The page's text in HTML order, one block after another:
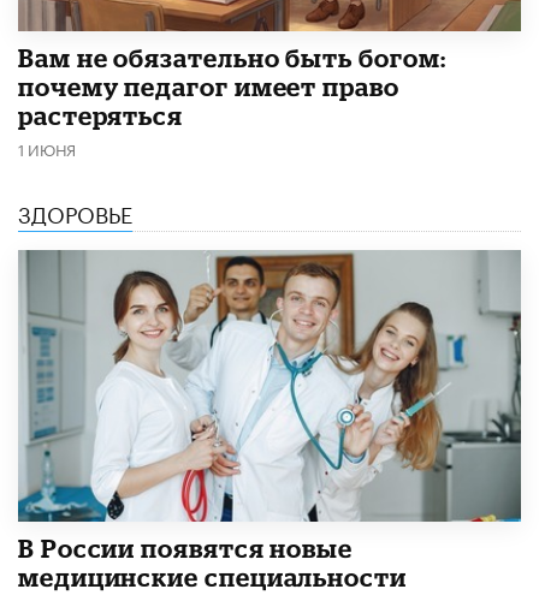
​Вам не обязательно быть богом:
почему педагог имеет право
растеряться
1 ИЮНЯ
ЗДОРОВЬЕ
В России появятся новые
медицинские специальности